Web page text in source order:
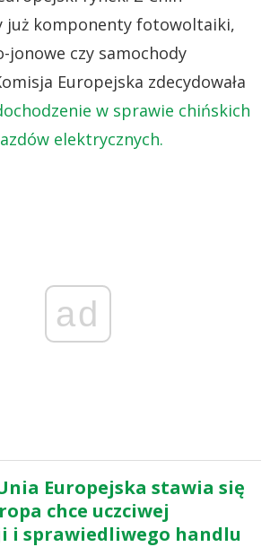
już komponenty fotowoltaiki,
czy samochody
Europejska zdecydowała
w sprawie chińskich
elektrycznych.
ad
Europejska stawia się
chce uczciwej
i sprawiedliwego handlu